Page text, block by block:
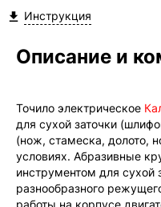

Сертификат
официальной гарантией!
 Инструкция
Описание и
Точило электрическое
для сухой заточки
(нож, стамеска, долото,
условиях. Абразивные
инструментом для сухой
разнообразного
работы на корпусе